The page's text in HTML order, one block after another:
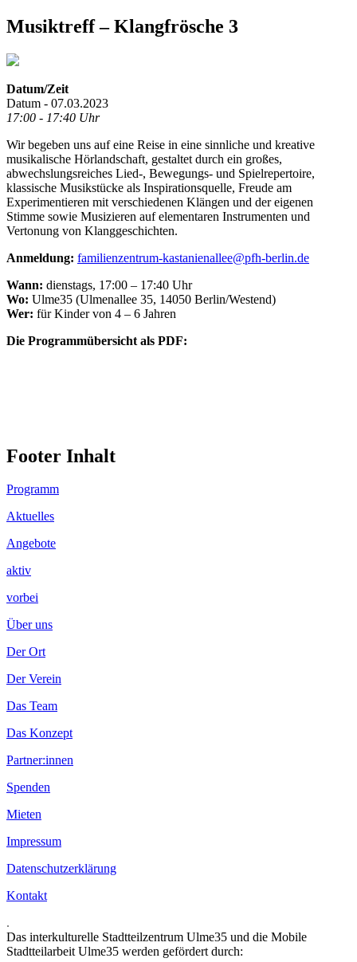
Musiktreff – Klangfrösche 3
Datum/Zeit
Datum - 07.03.2023
17:00 - 17:40 Uhr
Wir begeben uns auf eine Reise in eine sinnliche und kreative
musikalische Hörlandschaft, gestaltet durch ein großes,
abwechslungsreiches Lied-, Bewegungs- und Spielrepertoire,
klassische Musikstücke als Inspirationsquelle, Freude am
Experimentieren mit verschiedenen Klängen und der eigenen
Stimme sowie Musizieren auf elementaren Instrumenten und
Vertonung von Klanggeschichten.
Anmeldung: familienzentrum-kastanienallee@pfh-berlin.de
Wann: dienstags, 17:00 – 17:40 Uhr
Wo: Ulme35 (Ulmenallee 35, 14050 Berlin/Westend)
Wer: für Kinder von 4 – 6 Jahren
Die Programmübersicht als PDF:
Footer Inhalt
Programm
Aktuelles
Angebote
aktiv
vorbei
Über uns
Der Ort
Der Verein
Das Team
Das Konzept
Partner:innen
Spenden
Mieten
Impressum
Datenschutzerklärung
Kontakt
.
Das interkulturelle Stadtteilzentrum Ulme35 und die Mobile
Stadtteilarbeit Ulme35 werden gefördert durch: